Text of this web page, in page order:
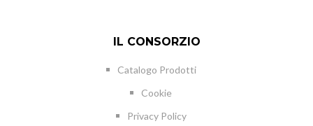
IL CONSORZIO
Catalogo Prodotti
Cookie
Privacy Policy